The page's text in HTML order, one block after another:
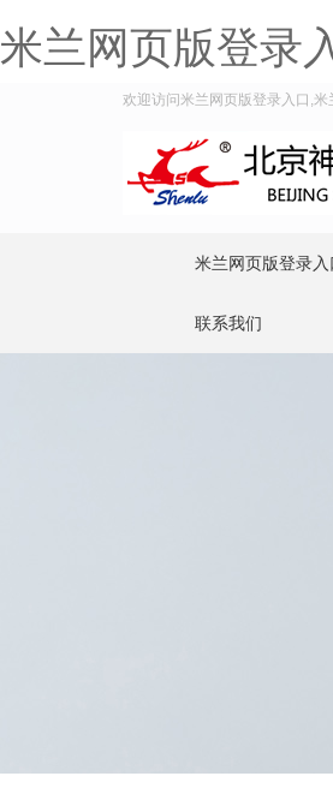
米兰网页版登录
欢迎访问米兰网页版登录入口,
米兰网页版登录
联系我们